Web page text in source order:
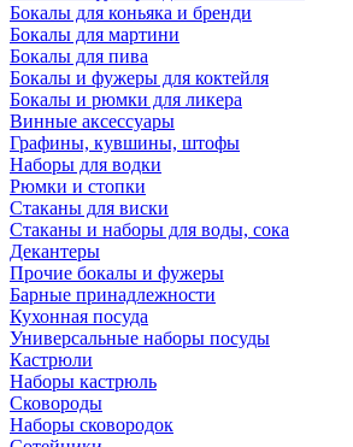
Бокалы для коньяка и бренди
Бокалы для мартини
Бокалы для пива
Бокалы и фужеры для коктейля
Бокалы и рюмки для ликера
Винные аксессуары
Графины, кувшины, штофы
Наборы для водки
Рюмки и стопки
Стаканы для виски
Стаканы и наборы для воды, сока
Декантеры
Прочие бокалы и фужеры
Барные принадлежности
Кухонная посуда
Универсальные наборы посуды
Кастрюли
Наборы кастрюль
Сковороды
Наборы сковородок